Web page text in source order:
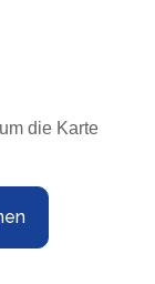
die Karte